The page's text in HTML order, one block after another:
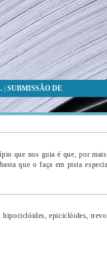
| SUBMISSÃO DE
que nos guia é que, por mais
que o faça em pista
hipociclóides, epiciclóides,